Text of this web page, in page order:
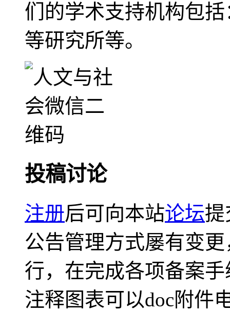
们的学术支持机构包
等研究所等。
投稿讨论
注册后可向本站论坛提
公告管理方式屡有变
行，在完成各项备案
注释图表可以doc附件